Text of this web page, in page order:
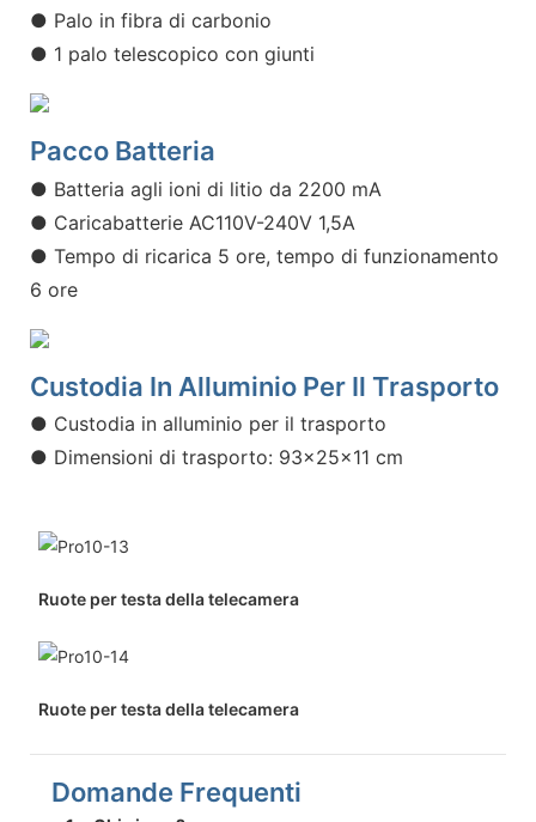
● Palo in fibra di carbonio
● 1 palo telescopico con giunti
Pacco Batteria
● Batteria agli ioni di litio da 2200 mA
● Caricabatterie AC110V-240V 1,5A
● Tempo di ricarica 5 ore, tempo di funzionamento
6 ore
Custodia In Alluminio Per Il Trasporto
● Custodia in alluminio per il trasporto
● Dimensioni di trasporto: 93x25x11 cm
Ruote per testa della telecamera
Ruote per testa della telecamera
Domande Frequenti